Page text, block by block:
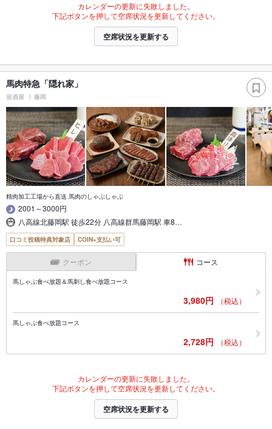
カレンダーの更新に失敗しました。
下記ボタンを押して空席状況を更新してください。
空席状況を更新する
馬肉特急「隠れ家」
居酒屋 藤岡
精肉加工工場から直送 馬肉のしゃぶしゃぶ
2001～3000円
八高線北藤岡駅 徒歩22分 八高線群馬藤岡駅 車8…
口コミ投稿特典対象店 COIN+支払い可
クーポン コース
馬しゃぶ食べ放題＆馬刺し食べ放題コース
3,980円 （税込）
馬しゃぶ食べ放題コース
2,728円 （税込）
カレンダーの更新に失敗しました。
下記ボタンを押して空席状況を更新してください。
空席状況を更新する